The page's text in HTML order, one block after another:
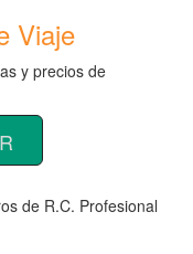
Viaje
y precios de